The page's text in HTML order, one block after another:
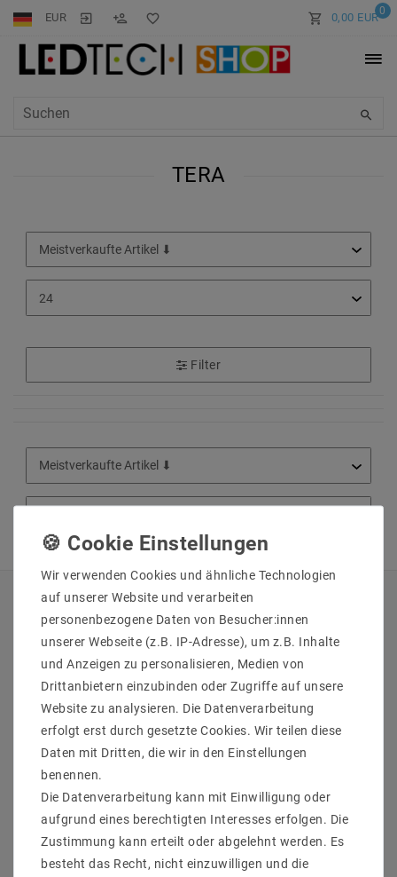
EUR 0
0,00 EUR
TERA
Filter
QUICKLINKS
Ihr Shop-Konto
Barrierefreiheitserklärung
Wir verwenden Cookies und ähnliche Technologien
auf unserer Website und verarbeiten
personenbezogene Daten von Besucher:innen
unserer Webseite (z.B. IP-Adresse), um z.B. Inhalte
und Anzeigen zu personalisieren, Medien von
Drittanbietern einzubinden oder Zugriffe auf unsere
Website zu analysieren. Die Datenverarbeitung
erfolgt erst durch gesetzte Cookies. Wir teilen diese
Daten mit Dritten, die wir in den Einstellungen
benennen.
Die Datenverarbeitung kann mit Einwilligung oder
aufgrund eines berechtigten Interesses erfolgen. Die
Zustimmung kann erteilt oder abgelehnt werden. Es
besteht das Recht, nicht einzuwilligen und die